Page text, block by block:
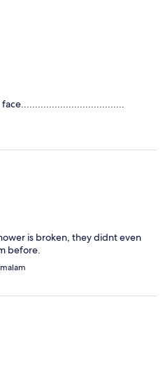
is broken, they didnt even
before.